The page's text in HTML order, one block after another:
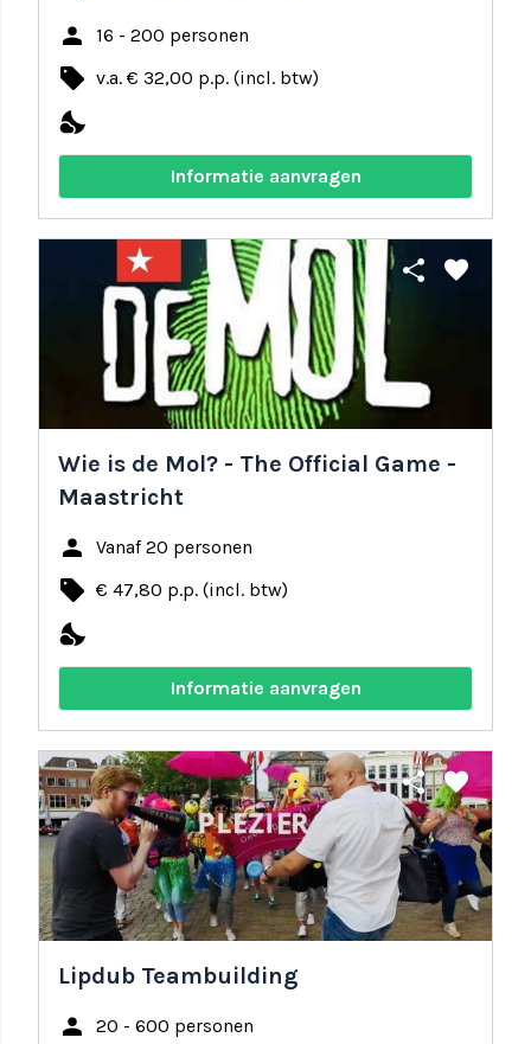
person 16 - 200 personen
local_offer v.a. € 32,00 p.p. (incl. btw)
nights_stay
Informatie aanvragen
share favorite
Wie is de Mol? - The Official Game -
Maastricht
person Vanaf 20 personen
local_offer € 47,80 p.p. (incl. btw)
nights_stay
Informatie aanvragen
share favorite
Lipdub Teambuilding
person 20 - 600 personen